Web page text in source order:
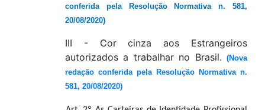
conferida pela Resolução Normativa n. 581,
20/08/2020)
III - Cor cinza aos Estrangeiros
autorizados a trabalhar no Brasil. (Nova
redação conferida pela Resolução Normativa n.
581, 20/08/2020)